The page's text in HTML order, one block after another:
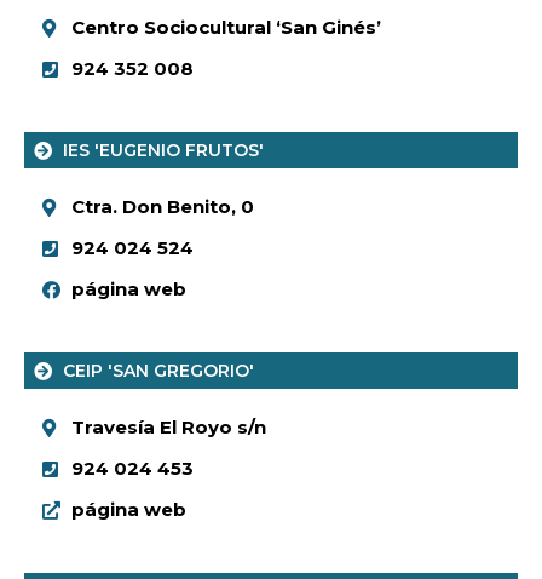
Centro Sociocultural ‘San Ginés’
924 352 008
IES 'EUGENIO FRUTOS'
Ctra. Don Benito, 0
924 024 524
página web
CEIP 'SAN GREGORIO'
Travesía El Royo s/n
924 024 453
página web